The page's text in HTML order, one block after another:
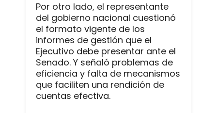
Por otro lado, el representante
del gobierno nacional cuestionó
el formato vigente de los
informes de gestión que el
Ejecutivo debe presentar ante el
Senado. Y señaló problemas de
eficiencia y falta de mecanismos
que faciliten una rendición de
cuentas efectiva.